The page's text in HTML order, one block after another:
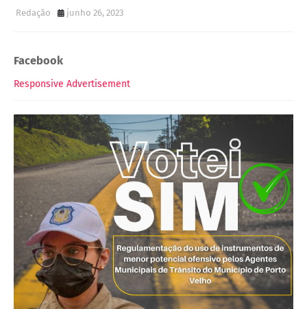
Redação junho 26, 2023
Facebook
Responsive Advertisement